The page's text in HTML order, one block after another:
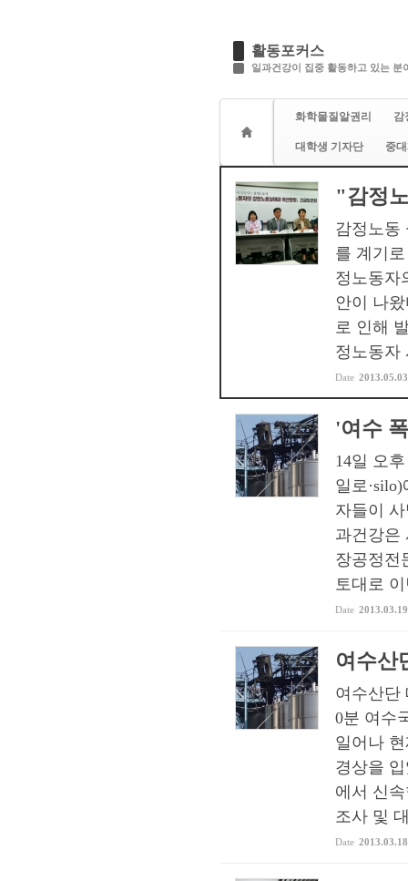
활동포커스
일과건강이 집중 활동하고 있는 분
화학물질알권리 감
대학생 기자단 중
"감정
감정노동
를 계기
정노동자
안이 나
로 인해
정노동자
Date 2013.05.03
'여수
14일 오
일로
자들이
과건강은
장공정전
토대로
Date 2013.03.19
여수산
여수산단
0분 여수
일어나
경상을
에서 신
조사 및
Date 2013.03.18